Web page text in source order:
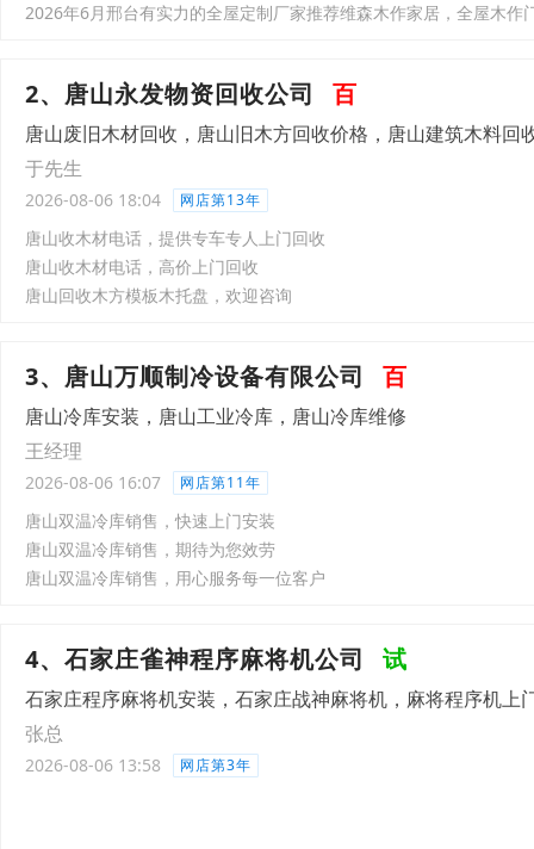
2026年6月邢台有实力的全屋定制厂家推荐维森木作家居，全屋木作
2、唐山永发物资回收公司 百
唐山废旧木材回收，唐山旧木方回收价格，唐山建筑木料回
于先生
2026-08-06 18:04 网店第13年
唐山收木材电话，提供专车专人上门回收
唐山收木材电话，高价上门回收
唐山回收木方模板木托盘，欢迎咨询
3、唐山万顺制冷设备有限公司 百
唐山冷库安装，唐山工业冷库，唐山冷库维修
王经理
2026-08-06 16:07 网店第11年
唐山双温冷库销售，快速上门安装
唐山双温冷库销售，期待为您效劳
唐山双温冷库销售，用心服务每一位客户
4、石家庄雀神程序麻将机公司 试
石家庄程序麻将机安装，石家庄战神麻将机，麻将程序机上
张总
2026-08-06 13:58 网店第3年